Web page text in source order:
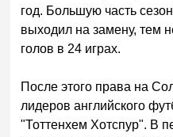
год. Большую часть
выходил на замену, тем
голов в 24 играх.
После этого права на
лидеров английского
"Тоттенхем Хотспур". В